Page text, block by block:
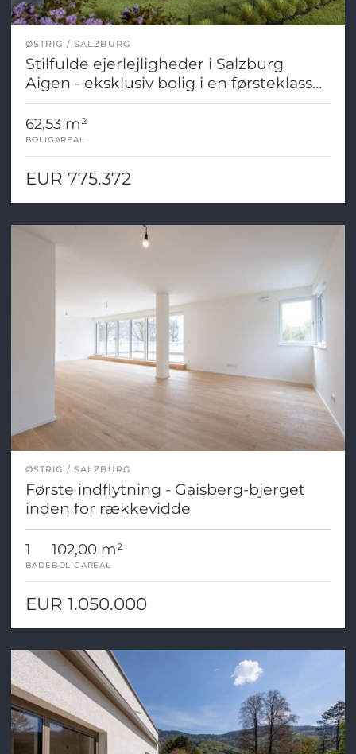
ØSTRIG SALZBURG
Stilfulde ejerlejligheder i Salzburg
Aigen - eksklusiv bolig i en førsteklasses
beliggenhed
62,53 m²
BOLIGAREAL
EUR 775.372
ØSTRIG SALZBURG
Første indflytning - Gaisberg-bjerget
inden for rækkevidde
1
BADE
102,00 m²
BOLIGAREAL
EUR 1.050.000